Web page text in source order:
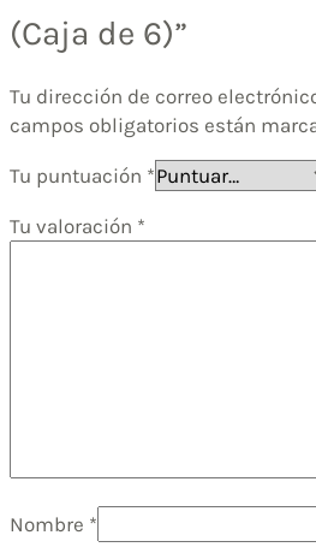
(Caja de 6)”
Tu dirección de correo
campos obligatorios están
Tu puntuación *
Tu valoración *
Nombre *